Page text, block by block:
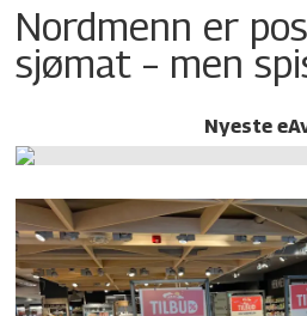
Nordmenn er
sjømat – men
Nyeste